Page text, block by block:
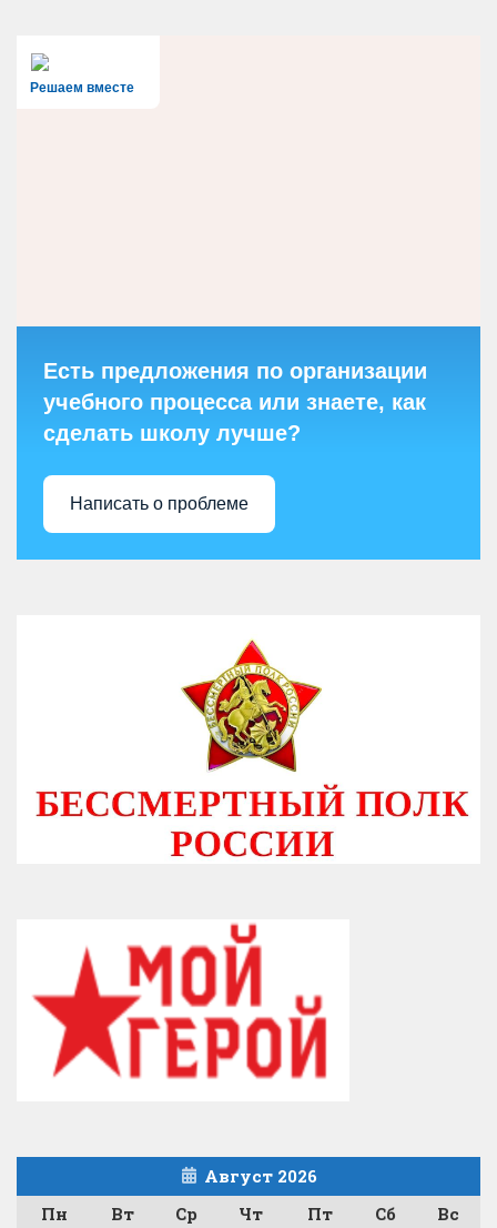
Решаем вместе
Есть предложения по организации
учебного процесса или знаете, как
сделать школу лучше?
Написать о проблеме
Август 2026
Пн
Вт Ср Чт Пт Сб
Вс